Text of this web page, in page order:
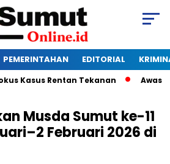
PEMERINTAHAN EDITORIAL
Rentan Tekanan Awas
Musda Sumut ke-11
Februari 2026 di